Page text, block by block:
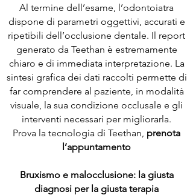
Al termine dell’esame, l’odontoiatra
dispone di parametri oggettivi, accurati e
ripetibili dell’occlusione dentale. Il report
generato da Teethan è estremamente
chiaro e di immediata interpretazione. La
sintesi grafica dei dati raccolti permette di
far comprendere al paziente, in modalità
visuale, la sua condizione occlusale e gli
interventi necessari per migliorarla.
Prova la tecnologia di Teethan, prenota
l’appuntamento
Bruxismo e malocclusione: la giusta
diagnosi per la giusta terapia